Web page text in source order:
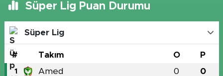
Süper Lig Puan Durumu
Süper Lig
# Takım O P
1 Amed 0 0